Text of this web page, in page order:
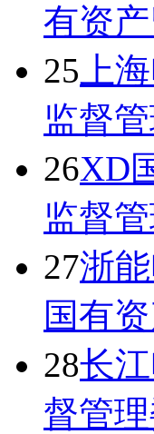
有资
25 上
监督
26XD
监督
27浙
国有
28长
督管